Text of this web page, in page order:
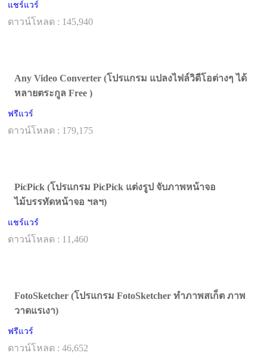
แชร์แวร์
ดาวน์โหลด : 145,940
Any Video Converter (โปรแกรม แปลงไฟล์วิดีโอต่างๆ ได้
หลายตระกูล Free )
ฟรีแวร์
ดาวน์โหลด : 179,175
PicPick (โปรแกรม PicPick แต่งรูป จับภาพหน้าจอ
ไม้บรรทัดหน้าจอ ฯลฯ)
แชร์แวร์
ดาวน์โหลด : 11,460
FotoSketcher (โปรแกรม FotoSketcher ทำภาพสเก็ต ภาพ
วาดแรเงา)
ฟรีแวร์
ดาวน์โหลด : 46,652